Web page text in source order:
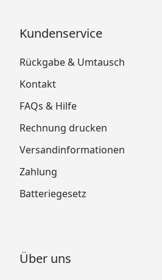
Kundenservice
Rückgabe & Umtausch
Kontakt
FAQs & Hilfe
Rechnung drucken
Versandinformationen
Zahlung
Batteriegesetz
Über uns